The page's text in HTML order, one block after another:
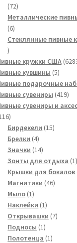
7272
товара
Металлические
66
товаров
Стеклянные пивные
195
товаровкружки США
кувшины 55
подарочные
сувениры 419419
сувениры и
116
товаров
Бирдекели 1515
Брелки 44
товара
Значки 1414
товаров
Зонты для отдыха 11
Крышки для бокалов
Магнитики 4646
Мыло 11
товар
Наклейки 11
товар
Открывашки 77
Подносы 11
товар
Полотенца 11